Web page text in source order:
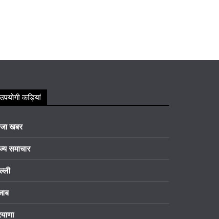
उपयोगी कड़ियां
खबर
समाचार